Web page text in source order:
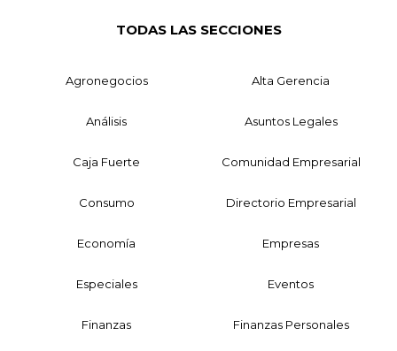
TODAS LAS SECCIONES
Agronegocios Alta Gerencia
Análisis Asuntos Legales
Caja Fuerte Comunidad Empresarial
Consumo Directorio Empresarial
Economía Empresas
Especiales Eventos
Finanzas Finanzas Personales